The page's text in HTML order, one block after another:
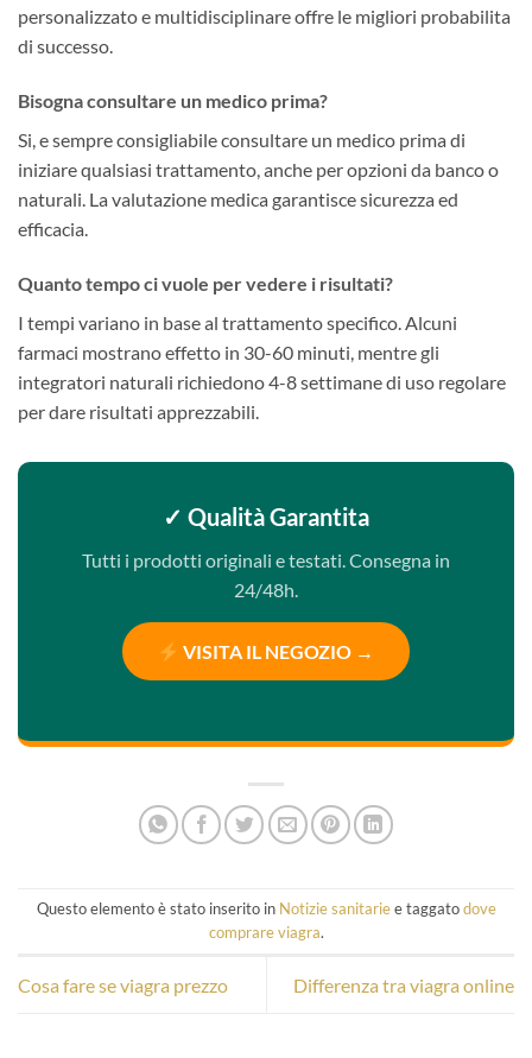
personalizzato e multidisciplinare offre le migliori probabilita
di successo.
Bisogna consultare un medico prima?
Si, e sempre consigliabile consultare un medico prima di
iniziare qualsiasi trattamento, anche per opzioni da banco o
naturali. La valutazione medica garantisce sicurezza ed
efficacia.
Quanto tempo ci vuole per vedere i risultati?
I tempi variano in base al trattamento specifico. Alcuni
farmaci mostrano effetto in 30-60 minuti, mentre gli
integratori naturali richiedono 4-8 settimane di uso regolare
per dare risultati apprezzabili.
✓ Qualità Garantita
Tutti i prodotti originali e testati. Consegna in
24/48h.
VISITA IL NEGOZIO →
Questo elemento è stato inserito in Notizie sanitariee taggatodove
comprare viagra.
Cosa fare se viagra prezzo Differenza tra viagra online